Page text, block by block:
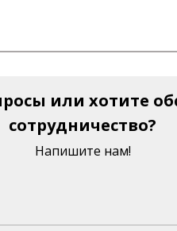
или хотите
сотрудничество?
Напишите нам!